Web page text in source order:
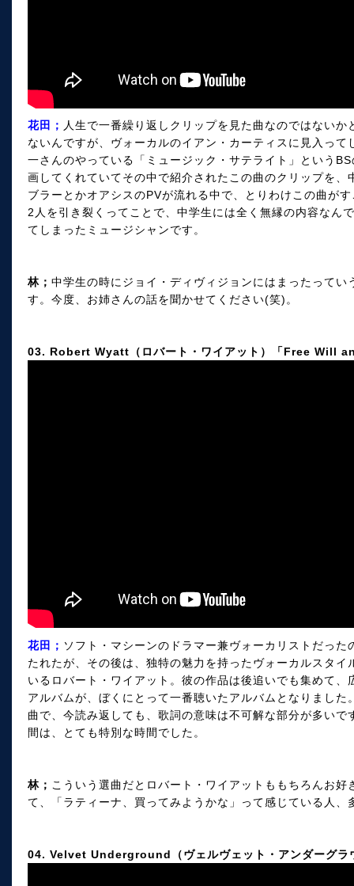
花田； 人生で一番繰り返しクリップを見た曲なのではない
ないんですが、ヴォーカルのイアン・カーティスに見入っ
一さんのやっている「ミュージック・サテライト」という
画してくれていてその中で紹介されたこの曲のクリップを
ブラーとかオアシスのPVが流れる中で、とりわけこの曲が
2人を引き裂くってことで、中学生には全く無縁の内容なん
てしまったミュージシャンです。
林； 中学生の時にジョイ・ディヴィジョンにはまったって
す。今度、お姉さんの話を聞かせてください(笑)。
03. Robert Wyatt（ロバート・ワイアット）「Free Will
花田； ソフト・マシーンのドラマー兼ヴォーカリストだっ
たれたが、その後は、独特の魅力を持ったヴォーカルスタ
いるロバート・ワイアット。彼の作品は後追いでも集めて
アルバムが、ぼくにとって一番聴いたアルバムとなりまし
曲で、今読み返しても、歌詞の意味は不可解な部分が多い
間は、とても特別な時間でした。
林； こういう選曲だとロバート・ワイアットももちろんお
て、「ラティーナ、買ってみようかな」って感じている人、
04. Velvet Underground（ヴェルヴェット・アンダーグ